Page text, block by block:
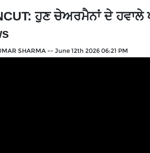
ਹੁਣ ਚੇਅਰਮੈਨਾਂ ਦੇ
SHARMA -- June 12th 2026 06:21 PM